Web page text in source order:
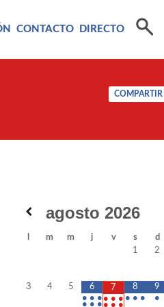
CONTACTO DIRECTO
COMPARTIR
agosto 2026
m m j v s
d
1
2
3 4 5
6
• • •
• • •
7
• • •
8
• • •
9
•